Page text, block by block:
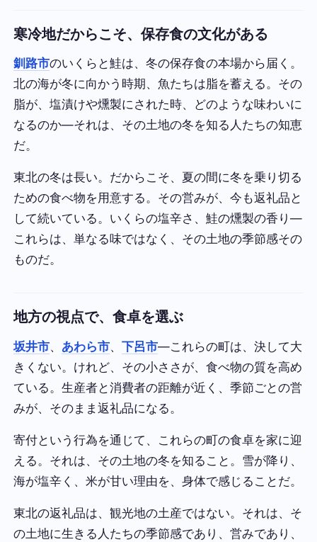
寒冷地だからこそ、保存食の文化がある
釧路市のいくらと鮭は、冬の保存食の本場から届く。
北の海が冬に向かう時期、魚たちは脂を蓄える。その
脂が、塩漬けや燻製にされた時、どのような味わいに
なるのか—それは、その土地の冬を知る人たちの知恵
だ。
東北の冬は長い。だからこそ、夏の間に冬を乗り切る
ための食べ物を用意する。その営みが、今も返礼品と
して続いている。いくらの塩辛さ、鮭の燻製の香り—
これらは、単なる味ではなく、その土地の季節感その
ものだ。
地方の視点で、食卓を選ぶ
坂井市、 あわら市、下呂市—これらの町は、決して大
きくない。けれど、その小ささが、食べ物の質を高め
ている。生産者と消費者の距離が近く、季節ごとの営
みが、そのまま返礼品になる。
寄付という行為を通じて、これらの町の食卓を家に迎
える。それは、その土地の冬を知ること。雪が降り、
海が塩辛く、米が甘い理由を、身体で感じることだ。
東北の返礼品は、観光地の土産ではない。それは、そ
の土地に生きる人たちの季節感であり、営みであり、